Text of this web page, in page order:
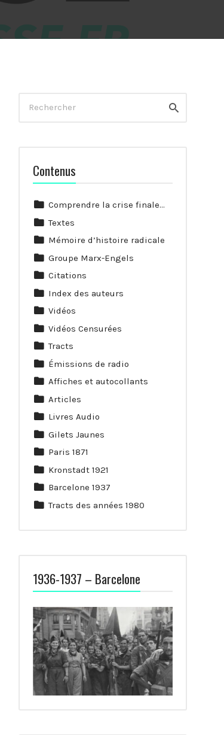
Rechercher
Contenus
Comprendre la crise finale…
Textes
Mémoire d’histoire radicale
Groupe Marx-Engels
Citations
Index des auteurs
Vidéos
Vidéos Censurées
Tracts
Émissions de radio
Affiches et autocollants
Articles
Livres Audio
Gilets Jaunes
Paris 1871
Kronstadt 1921
Barcelone 1937
Tracts des années 1980
1936-1937 – Barcelone